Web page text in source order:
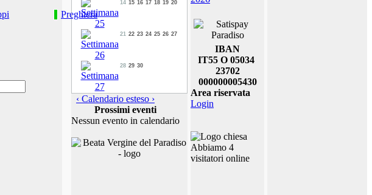
Preghiera
14 15 16 17 18 19 20
21 22 23 24 25 26 27
28 29 30
‹ Calendario esteso ›
Prossimi eventi
Nessun evento in calendario
IBAN
IT55 O 05034
23702
000000005430
Area riservata
Login
Abbiamo 4
visitatori online